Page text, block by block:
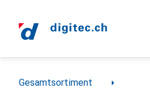
Navigation nach Kategorien
Gesamtsortiment